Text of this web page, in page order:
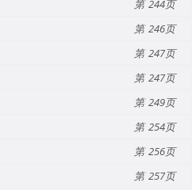
244
246
247
247
249
254
256
257